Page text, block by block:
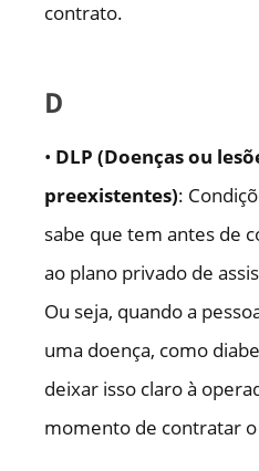
contrato.
D
• DLP (Doenças ou
preexistentes):
sabe que tem antes de
ao plano privado de
Ou seja, quando a
uma doença, como
deixar isso claro à
momento de contratar